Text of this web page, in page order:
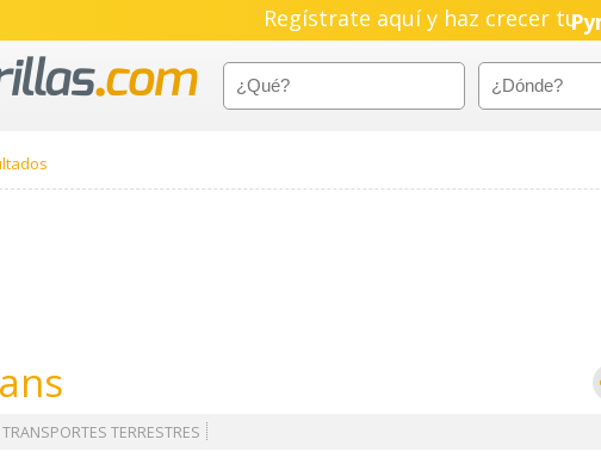
Regístrate aquí y haz crecer tu
TRANSPORTES TERRESTRES